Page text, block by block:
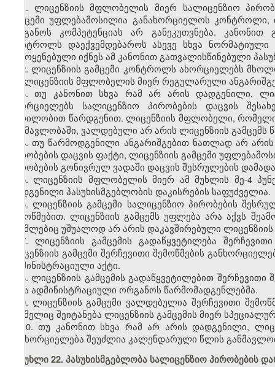
1. ლიცენზიის მფლობელის მიერ სალიცენზიო
გამცემი უფლებამოსილია განახორციელოს
ორგანოს კომპეტენციას არ განეკუთვნება. კანონით
კონტროლს დაექვემდებაროს ასევე სხვა
გამოყენებული იქნეს ამ კანონით გათვალისწინებული
2. ლიცენზიის გამცემი კონტროლს ახორციელებს
და ლიცენზიის მფლობელის მიერ რეგულარული
3. თუ კანონით სხვა რამ არ არის დადგენილი,
ახორციელებს სალიცენზიო პირობების დაცვის
წერილობით წარდგენით. ლიცენზიის მფლობელი,
განმავლობაში, ვალდებული არ არის ლიცენზიის გამცემს
4. თუ წარმოდგენილი ანგარიშგებით ნათლად არ
პირობების დაცვის ფაქტი, ლიცენზიის გამცემი
პირობების გონივრულ ვადაში დაცვის შესრულების
5. ლიცენზიის მფლობელის მიერ ამ მუხლის მე-4
დადგენილი პასუხისმგებლობის დაკისრების საფუძველია.
6. ლიცენზიის გამცემი სალიცენზიო პირობების
შემოწმებით. ლიცენზიის გამცემს უფლება არა აქვს
რომლებიც უშუალოდ არ არის დაკავშირებული
7. ლიცენზიის გამცემის გადაწყვეტილება
ლიცენზიის გამცემი შერჩევითი შემოწმების
ადმინისტრაციული აქტი.
8. ლიცენზიის გამცემის გადაწყვეტილებით
სხვა ადმინისტრაციული ორგანოს წარმომადგენლებმა.
9. ლიცენზიის გამცემი ვალდებულია შერჩევითი
რომელიც შეიტანება ლიცენზიის გამცემის მიერ
10. თუ კანონით სხვა რამ არ არის დადგენილი,
განხორციელება შეუძლია კალენდარული წლის
მუხლი 22. პასუხისმგებლობა სალიცენზიო პირობების